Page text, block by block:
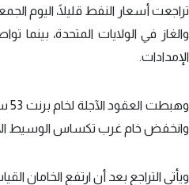
تراجعت أسعار النفط قليلًا، اليوم
والغاز في الولايات المتحدة،
الإمدادات.
وانخفض خام غرب تكساس الوسيط الأمريكي 63 سنتًا أو 0.9% إلى 71.74 دولار، وفقًا
ويأتي التراجع بعد أن ارتفع الخامان القياسيان بنحو